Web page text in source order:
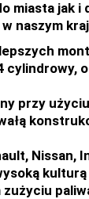
miasta jak i
naszym
przy
Nissan,